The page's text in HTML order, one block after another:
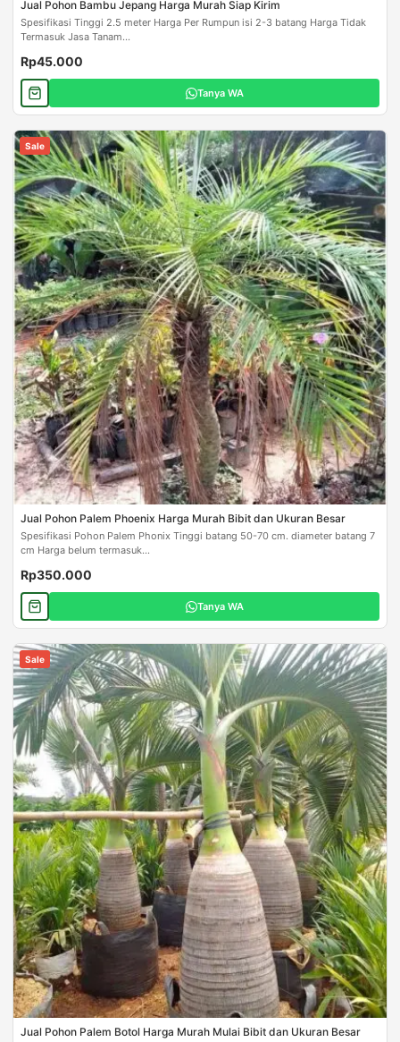
Jual Pohon Bambu Jepang Harga Murah Siap Kirim
Spesifikasi Tinggi 2.5 meter Harga Per Rumpun isi 2-3 batang Harga Tidak
Termasuk Jasa Tanam...
Rp45.000
Tanya WA
Sale
Jual Pohon Palem Phoenix Harga Murah Bibit dan Ukuran Besar
Spesifikasi Pohon Palem Phonix Tinggi batang 50-70 cm. diameter batang 7
cm Harga belum termasuk...
Rp350.000
Tanya WA
Sale
Jual Pohon Palem Botol Harga Murah Mulai Bibit dan Ukuran Besar